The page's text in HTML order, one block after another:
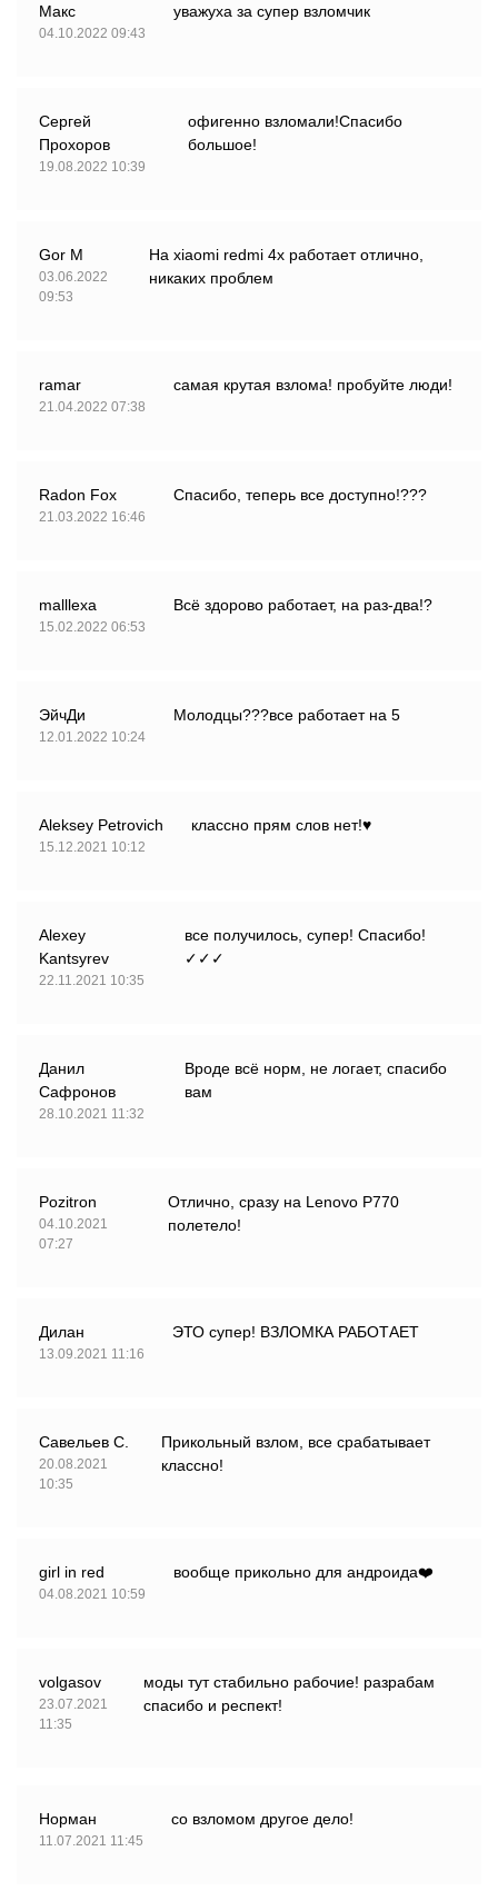
Макс
04.10.2022 09:43
уважуха за супер взломчик
Сергей
Прохоров
19.08.2022 10:39
офигенно взломали!Спасибо
большое!
Gor M
03.06.2022
09:53
На xiaomi redmi 4x работает отлично,
никаких проблем
ramar
21.04.2022 07:38
самая крутая взлома! пробуйте люди!
Radon Fox
21.03.2022 16:46
Спасибо, теперь все доступно!???
malllexa
15.02.2022 06:53
Всё здорово работает, на раз-два!?
ЭйчДи
12.01.2022 10:24
Молодцы???все работает на 5
Aleksey Petrovich
15.12.2021 10:12
классно прям слов нет!♥️
Alexey
Kantsyrev
22.11.2021 10:35
все получилось, супер! Спасибо!
✓✓✓
Данил
Сафронов
28.10.2021 11:32
Вроде всё норм, не логает, спасибо
вам
Pozitron
04.10.2021
07:27
Отлично, сразу на Lenovo P770
полетело!
Дилан
13.09.2021 11:16
ЭТО супер! ВЗЛОМКА РАБОТАЕТ
Савельев С.
20.08.2021
10:35
Прикольный взлом, все срабатывает
классно!
girl in red
04.08.2021 10:59
вообще прикольно для андроида❤️
volgasov
23.07.2021
11:35
моды тут стабильно рабочие! разрабам
спасибо и респект!
Норман
11.07.2021 11:45
со взломом другое дело!